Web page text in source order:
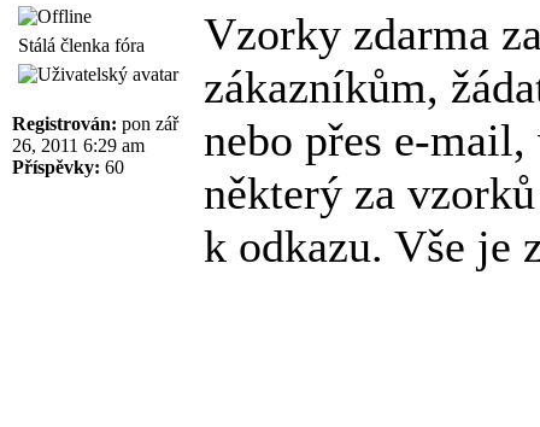
Stálá členka fóra
Registrován: pon zář
26, 2011 6:29 am
Příspěvky: 60
Vzorky zdarma
zákazníkům,
nebo přes e-
některý za
k odkazu. Vše je